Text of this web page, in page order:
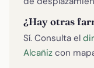
¿Hay otras
Sí. Consulta el
Alcañiz con